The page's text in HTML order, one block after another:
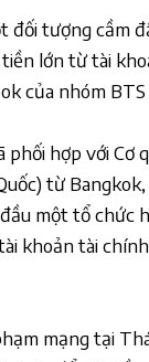
đối tượng cầm
lớn từ tài
của nhóm
hợp với Cơ
từ
một tổ chức
khoản tài
mạng tại